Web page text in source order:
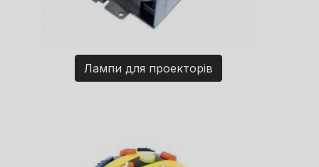
Лампи для проекторів